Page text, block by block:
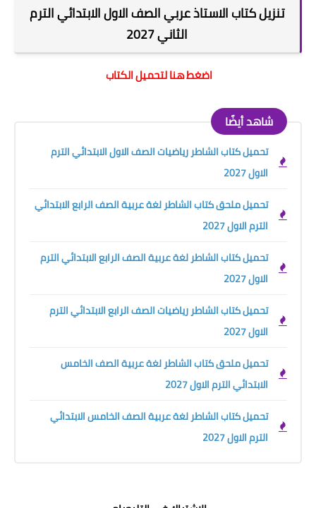
تنزيل كتاب الاستاذ عربي الصف الاول الابتدائي الترم
الثاني 2027
اضغط هنا لتحميل الكتاب
شاهد أيضًا
تحميل كتاب الشاطر رياضيات الصف الاول الابتدائي الترم
الاول 2027
تحميل ملحق كتاب الشاطر لغة عربية الصف الرابع الابتدائي
الترم الاول 2027
تحميل كتاب الشاطر لغة عربية الصف الرابع الابتدائي الترم
الاول 2027
تحميل كتاب الشاطر رياضيات الصف الرابع الابتدائي الترم
الاول 2027
تحميل ملحق كتاب الشاطر لغة عربية الصف الخامس
الابتدائي الترم الاول 2027
تحميل كتاب الشاطر لغة عربية الصف الخامس الابتدائي
الترم الاول 2027